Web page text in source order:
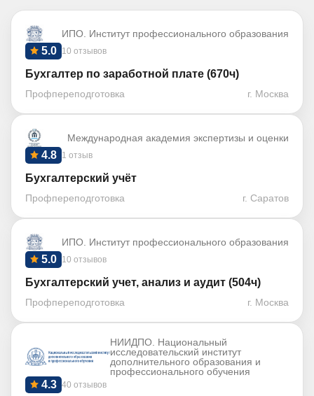
ИПО. Институт профессионального образования
10 отзывов
5.0
Бухгалтер по заработной плате (670ч)
Профпереподготовка г. Москва
Международная академия экспертизы и оценки
1 отзыв
4.8
Бухгалтерский учёт
Профпереподготовка г. Саратов
ИПО. Институт профессионального образования
10 отзывов
5.0
Бухгалтерский учет, анализ и аудит (504ч)
Профпереподготовка г. Москва
НИИДПО. Национальный
исследовательский институт
дополнительного образования и
профессионального обучения
40 отзывов
4.3